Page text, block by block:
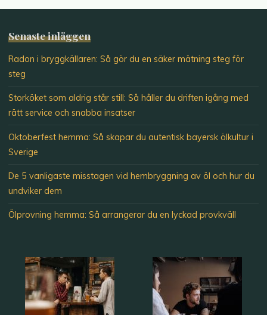
Senaste inläggen
Radon i bryggkällaren: Så gör du en säker mätning steg för
steg
Storköket som aldrig står still: Så håller du driften igång med
rätt service och snabba insatser
Oktoberfest hemma: Så skapar du autentisk bayersk ölkultur i
Sverige
De 5 vanligaste misstagen vid hembryggning av öl och hur du
undviker dem
Ölprovning hemma: Så arrangerar du en lyckad provkväll